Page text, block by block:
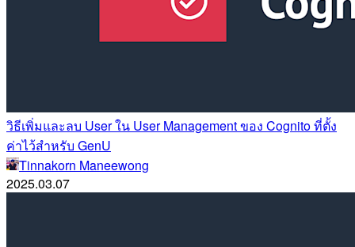
วิธีเพิ่มและลบ User ใน User Management ของ Cognito ที่ตั้ง
ค่าไว้สำหรับ GenU
Tinnakorn Maneewong
2025.03.07